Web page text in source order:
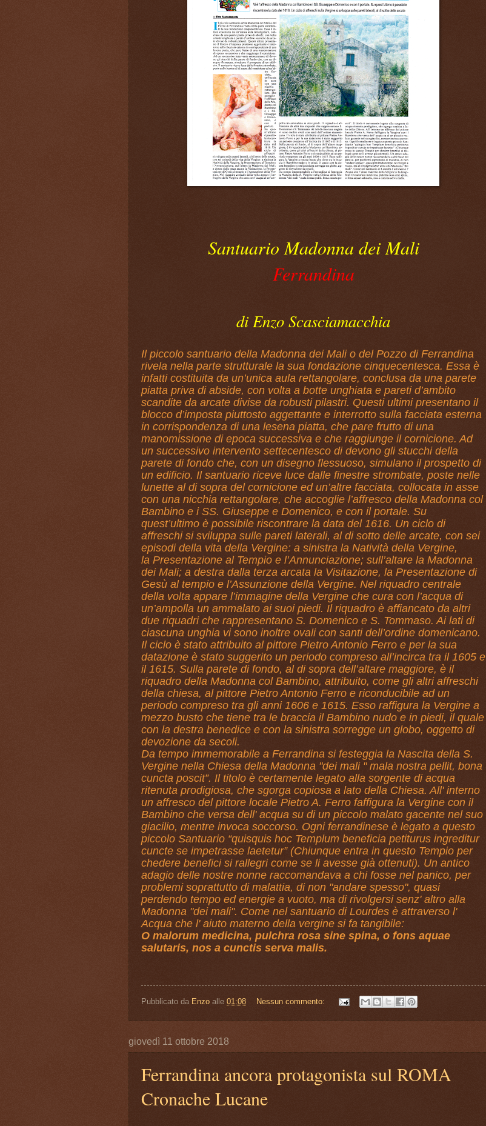
Santuario Madonna dei Mali
Ferrandina
di Enzo Scasciamacchia
Il piccolo santuario della Madonna dei Mali o del Pozzo di Ferrandina
rivela nella parte strutturale la sua fondazione cinquecentesca. Essa è
infatti costituita da un’unica aula rettangolare, conclusa da una parete
piatta priva di abside, con volta a botte unghiata e pareti d’ambito
scandite da arcate divise da robusti pilastri. Questi ultimi presentano il
blocco d’imposta piuttosto aggettante e interrotto sulla facciata esterna
in corrispondenza di una lesena piatta, che pare frutto di una
manomissione di epoca successiva e che raggiunge il cornicione. Ad
un successivo intervento settecentesco di devono gli stucchi della
parete di fondo che, con un disegno flessuoso, simulano il prospetto di
un edificio. Il santuario riceve luce dalle finestre strombate, poste nelle
lunette al di sopra del cornicione ed un’altre facciata, collocata in asse
con una nicchia rettangolare, che accoglie l’affresco della Madonna col
Bambino e i SS. Giuseppe e Domenico, e con il portale. Su
quest’ultimo è possibile riscontrare la data del 1616. Un ciclo di
affreschi si sviluppa sulle pareti laterali, al di sotto delle arcate, con sei
episodi della vita della Vergine: a sinistra la Natività della Vergine,
la Presentazione al Tempio e l’Annunciazione; sull’altare la Madonna
dei Mali; a destra dalla terza arcata la Visitazione, la Presentazione di
Gesù al tempio e l’Assunzione della Vergine. Nel riquadro centrale
della volta appare l’immagine della Vergine che cura con l’acqua di
un’ampolla un ammalato ai suoi piedi. Il riquadro è affiancato da altri
due riquadri che rappresentano S. Domenico e S. Tommaso. Ai lati di
ciascuna unghia vi sono inoltre ovali con santi dell’ordine domenicano.
Il ciclo è stato attribuito al pittore Pietro Antonio Ferro e per la sua
datazione è stato suggerito un periodo compreso all’incirca tra il 1605 e
il 1615. Sulla parete di fondo, al di sopra dell’altare maggiore, è il
riquadro della Madonna col Bambino, attribuito, come gli altri affreschi
della chiesa, al pittore Pietro Antonio Ferro e riconducibile ad un
periodo compreso tra gli anni 1606 e 1615. Esso raffigura la Vergine a
mezzo busto che tiene tra le braccia il Bambino nudo e in piedi, il quale
con la destra benedice e con la sinistra sorregge un globo, oggetto di
devozione da secoli.
Da tempo immemorabile a Ferrandina si festeggia la Nascita della S.
Vergine nella Chiesa della Madonna "dei mali " mala nostra pellit, bona
cuncta poscit”. Il titolo è certamente legato alla sorgente di acqua
ritenuta prodigiosa, che sgorga copiosa a lato della Chiesa. All' interno
un affresco del pittore locale Pietro A. Ferro faffigura la Vergine con il
Bambino che versa dell' acqua su di un piccolo malato gacente nel suo
giacilio, mentre invoca soccorso. Ogni ferrandinese è legato a questo
piccolo Santuario “quisquis hoc Templum beneficia petiturus ingreditur
cuncte se impetrasse laetetur” (Chiunque entra in questo Tempio per
chedere benefici si rallegri come se li avesse già ottenuti). Un antico
adagio delle nostre nonne raccomandava a chi fosse nel panico, per
problemi soprattutto di malattia, di non "andare spesso", quasi
perdendo tempo ed energie a vuoto, ma di rivolgersi senz' altro alla
Madonna "dei mali". Come nel santuario di Lourdes è attraverso l'
Acqua che l' aiuto materno della vergine si fa tangibile:
O malorum medicina, pulchra rosa sine spina, o fons aquae
salutaris, nos a cunctis serva malis.
Pubblicato da Enzo alle 01:08 Nessun commento:
giovedì 11 ottobre 2018
Ferrandina ancora protagonista sul ROMA
Cronache Lucane